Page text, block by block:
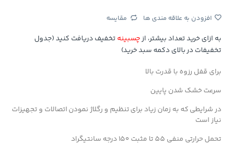
افزودن به علاقه مندی ها مقایسه
به ازای خرید تعداد بیشتر، ازچسبینهتخفیف دریافت کنید (جدول
تخفیفات در بالای دکمه سبد خرید)
برای قفل رزوه با قدرت بالا
سرعت خشک شدن پایین
در شرایطی که به زمان زیاد برای تنظیم و رگلاژ نمودن اتصالات و تجهیزات
نیاز است
تحمل حرارتی منفی ۵۵ تا مثبت ۱۵۰ درجه سانتیگراد